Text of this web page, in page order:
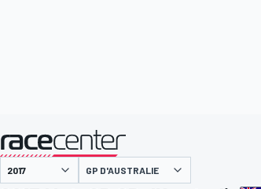
présenté par
GP D'AUSTRALIE